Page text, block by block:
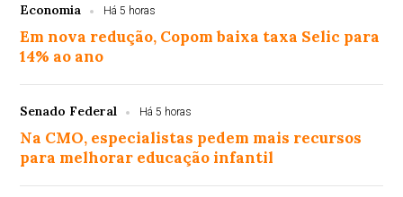
Economia Há 5 horas
Em nova redução, Copom baixa taxa Selic para
14% ao ano
Senado Federal Há 5 horas
Na CMO, especialistas pedem mais recursos
para melhorar educação infantil